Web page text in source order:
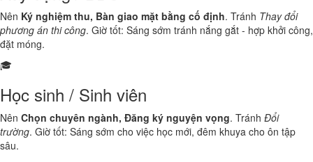
Nên Ký nghiệm thu, Bàn giao mặt bằng cố định. Tránh Thay đổi
phương án thi công. Giờ tốt: Sáng sớm tránh nắng gắt - hợp khởi công,
đặt móng.
🎓
Học sinh / Sinh viên
Nên Chọn chuyên ngành, Đăng ký nguyện vọng. Tránh Đổi
trường. Giờ tốt: Sáng sớm cho việc học mới, đêm khuya cho ôn tập
sâu.